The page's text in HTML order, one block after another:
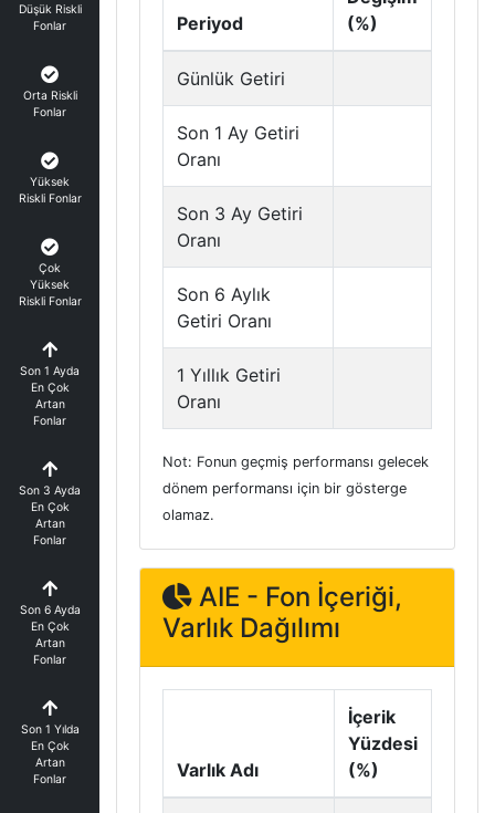
Düşük Riskli
Fonlar
Orta Riskli
Fonlar
Yüksek
Riskli Fonlar
Çok
Yüksek
Riskli Fonlar
Son 1 Ayda
En Çok
Artan
Fonlar
Son 3 Ayda
En Çok
Artan
Fonlar
Son 6 Ayda
En Çok
Artan
Fonlar
Son 1 Yılda
En Çok
Artan
Fonlar
Periyod
(%)
Günlük Getiri
Son 1 Ay Getiri
Oranı
Son 3 Ay Getiri
Oranı
Son 6 Aylık
Getiri Oranı
1 Yıllık Getiri
Oranı
Not: Fonun geçmiş performansı gelecek
dönem performansı için bir gösterge
olamaz.
AIE - Fon İçeriği,
Varlık Dağılımı
Varlık Adı
İçerik
Yüzdesi
(%)